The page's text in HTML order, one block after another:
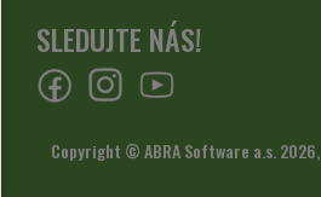
SLEDUJTE NÁS!
Copyright © ABRA Software a.s. 2026,